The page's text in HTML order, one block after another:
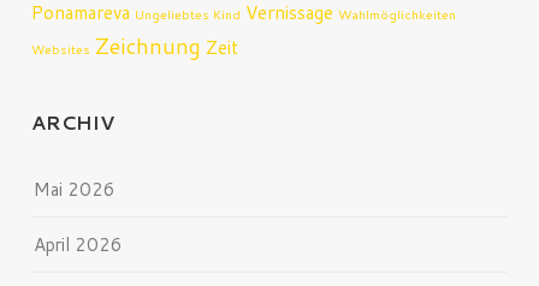
Ponamareva Ungeliebtes Kind Vernissage Wahlmöglichkeiten
Websites Zeichnung Zeit
ARCHIV
Mai 2026
April 2026